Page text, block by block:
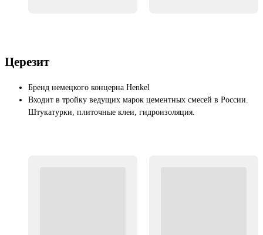
Церезит
Бренд немецкого концерна Henkel
Входит в тройку ведущих марок цементных смесей в России.
Штукатурки, плиточные клеи, гидроизоляция.